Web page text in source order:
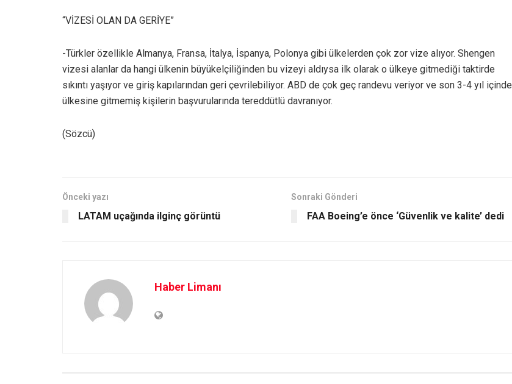
“VİZESİ OLAN DA GERİYE”
-Türkler özellikle Almanya, Fransa, İtalya, İspanya, Polonya gibi ülkelerden çok zor vize alıyor. Shengen
vizesi alanlar da hangi ülkenin büyükelçiliğinden bu vizeyi aldıysa ilk olarak o ülkeye gitmediği taktirde
sıkıntı yaşıyor ve giriş kapılarından geri çevrilebiliyor. ABD de çok geç randevu veriyor ve son 3-4 yıl içinde
ülkesine gitmemiş kişilerin başvurularında tereddütlü davranıyor.
(Sözcü)
Önceki yazı
LATAM uçağında ilginç görüntü
Sonraki Gönderi
FAA Boeing’e önce ‘Güvenlik ve kalite’ dedi
Haber Limanı